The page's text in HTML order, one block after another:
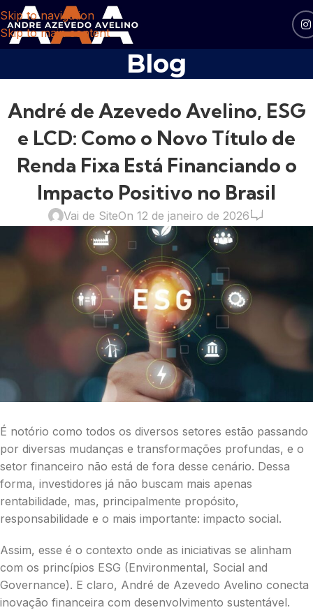
Skip to navigation
Skip to main content
Blog
André de Azevedo Avelino, ESG
e LCD: Como o Novo Título de
Renda Fixa Está Financiando o
Impacto Positivo no Brasil
Vai de SiteOn 12 de janeiro de 2026
É notório como todos os diversos setores estão passando
por diversas mudanças e transformações profundas, e o
setor financeiro não está de fora desse cenário. Dessa
forma, investidores já não buscam mais apenas
rentabilidade, mas, principalmente propósito,
responsabilidade e o mais importante: impacto social.
Assim, esse é o contexto onde as iniciativas se alinham
com os princípios ESG (Environmental, Social and
Governance). E claro, André de Azevedo Avelino conecta
inovação financeira com desenvolvimento sustentável.